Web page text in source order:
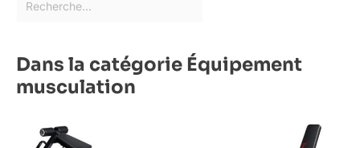
Dans la catégorie Équipement
musculation